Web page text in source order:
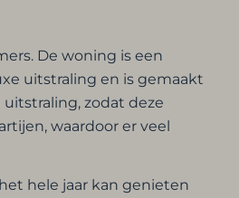
De woning is een
uitstraling en is gemaakt
zodat deze
waardoor er veel
hele jaar kan genieten